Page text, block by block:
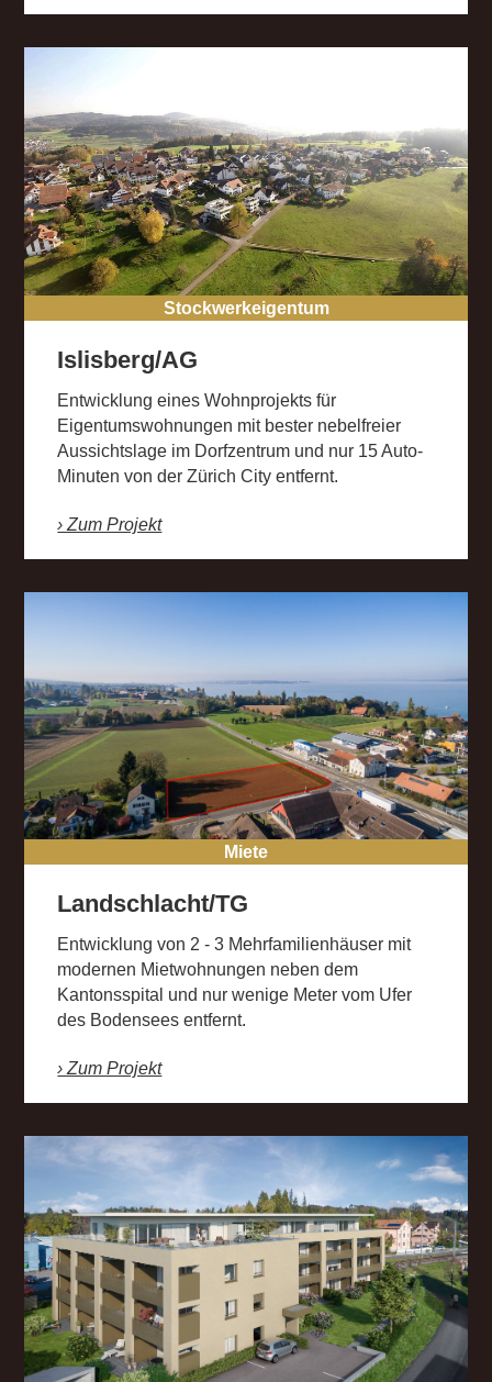
Stockwerkeigentum
Islisberg/AG
Entwicklung eines Wohnprojekts für
Eigentumswohnungen mit bester nebelfreier
Aussichtslage im Dorfzentrum und nur 15 Auto-
Minuten von der Zürich City entfernt.
› Zum Projekt
Miete
Landschlacht/TG
Entwicklung von 2 - 3 Mehrfamilienhäuser mit
modernen Mietwohnungen neben dem
Kantonsspital und nur wenige Meter vom Ufer
des Bodensees entfernt.
› Zum Projekt